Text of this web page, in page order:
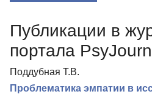
Биография
Публикации в
портала
Поддубная Т.В.
Проблематика эмпатии в